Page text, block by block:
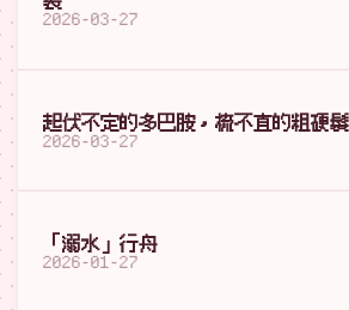
2026-03-27
起伏不定的多巴胺，梳不直的粗硬髮
2026-03-27
「溺水」行舟
2026-01-27